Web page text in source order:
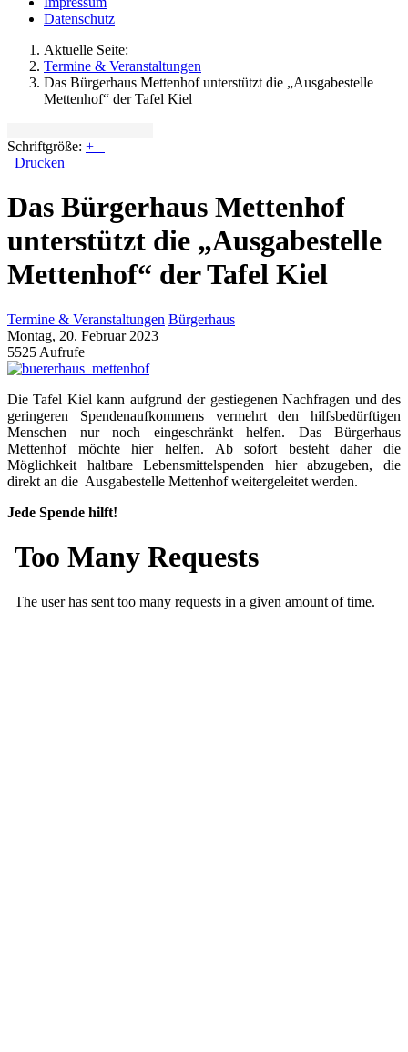
Datenschutz
Aktuelle Seite:
Termine & Veranstaltungen
Das Bürgerhaus Mettenhof unterstützt die „Ausgabestelle
Mettenhof“ der Tafel Kiel
Schriftgröße: + –
Drucken
Das Bürgerhaus Mettenhof
unterstützt die „Ausgabestelle
Mettenhof“ der Tafel Kiel
Termine & Veranstaltungen Bürgerhaus
Montag, 20. Februar 2023
5525 Aufrufe
Die Tafel Kiel kann aufgrund der gestiegenen Nachfragen und des
geringeren Spendenaufkommens vermehrt den hilfsbedürftigen
Menschen nur noch eingeschränkt helfen. Das Bürgerhaus
Mettenhof möchte hier helfen. Ab sofort besteht daher die
Möglichkeit haltbare Lebensmittelspenden hier abzugeben, die
direkt an die Ausgabestelle Mettenhof weitergeleitet werden.
Jede Spende hilft!